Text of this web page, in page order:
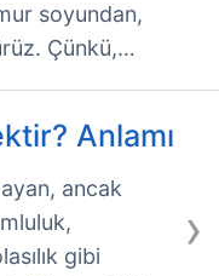
soyundan,
Çünkü,…
Anlamı
›
ancak
gibi